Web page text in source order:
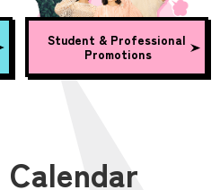
Student & Professional
Promotions